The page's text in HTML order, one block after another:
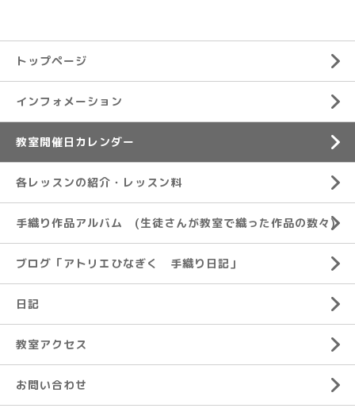
トップページ
インフォメーション
教室開催日カレンダー
各レッスンの紹介・レッスン料
手織り作品アルバム (生徒さんが教室で織った作品の数々)
ブログ「アトリエひなぎく 手織り日記」
日記
教室アクセス
お問い合わせ